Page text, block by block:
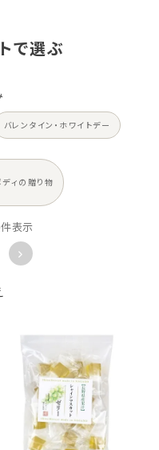
で選ぶ
バレンタイン・ホワイトデー
ィの贈り物
件表示